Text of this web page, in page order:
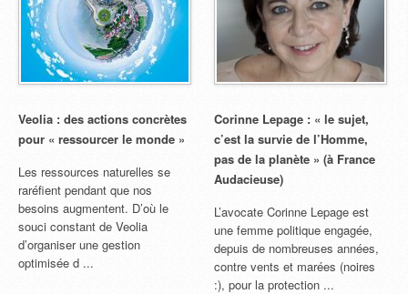
Veolia : des actions concrètes
pour « ressourcer le monde »
Les ressources naturelles se
raréfient pendant que nos
besoins augmentent. D’où le
souci constant de Veolia
d’organiser une gestion
optimisée d ...
Corinne Lepage : « le sujet,
c’est la survie de l’Homme,
pas de la planète » (à France
Audacieuse)
L’avocate Corinne Lepage est
une femme politique engagée,
depuis de nombreuses années,
contre vents et marées (noires
:), pour la protection ...